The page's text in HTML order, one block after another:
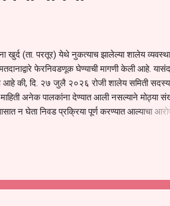
खुर्द (ता. परतूर) येथे नुकत्याच झालेल्या शालेय
फेरनिवडणूक घेण्याची मागणी केली आहे.
की, दि. २७ जुलै २०२६ रोजी शालेय समिती
अनेक पालकांना देण्यात आली नसल्याने मोठ्या
न घेता निवड प्रक्रिया पूर्ण करण्यात आल्याचा
निवेदनाच्या प्रती जिल्हा शिक्षण अधिकारी
असून प्रशासन याबाबत काय निर्णय घेते, याकडे